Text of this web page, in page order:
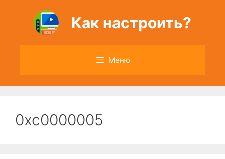
содержимому
Как настроить?
Меню
0xc0000005